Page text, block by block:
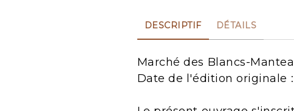
DESCRIPTIF DÉTAILS
Marché des Blancs-
Date de l'édition originale :